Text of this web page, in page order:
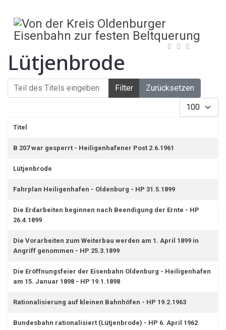
Lütjenbrode
Teil des Titels eingeben
Filter Zurücksetzen
Anzeige #
Titel
B 207 war gesperrt - Heiligenhafener Post 2.6.1961
Lütjenbrode
Fahrplan Heiligenhafen - Oldenburg - HP 31.5.1899
Die Erdarbeiten beginnen nach Beendigung der Ernte - HP
26.4.1899
Die Vorarbeiten zum Weiterbau werden am 1. April 1899 in
Angriff genommen - HP 25.3.1899
Die Eröffnungsfeier der Eisenbahn Oldenburg - Heiligenhafen
am 15. Januar 1898 - HP 19.1.1898
Rationalisierung auf kleinen Bahnhöfen - HP 19.2.1963
Bundesbahn rationalisiert (Lütjenbrode) - HP 6. April 1962